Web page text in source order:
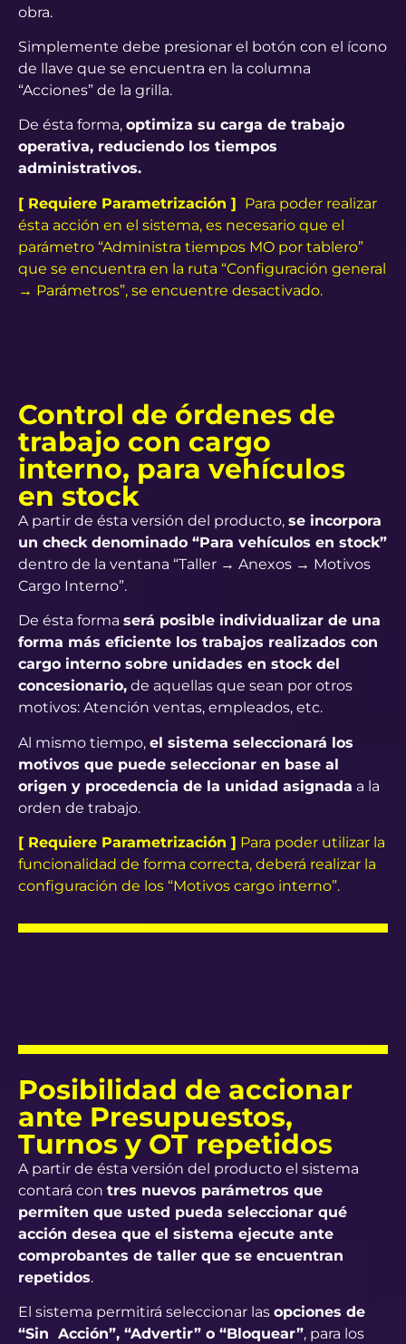
obra.
Simplemente debe presionar el botón con el ícono
de llave que se encuentra en la columna
“Acciones” de la grilla.
De ésta forma, optimiza su carga de trabajo
operativa, reduciendo los tiempos
administrativos.
[ Requiere Parametrización ] Para poder realizar
ésta acción en el sistema, es necesario que el
parámetro “Administra tiempos MO por tablero”
que se encuentra en la ruta “Configuración general
→ Parámetros”, se encuentre desactivado.
Control de órdenes de
trabajo con cargo
interno, para vehículos
en stock
A partir de ésta versión del producto, se incorpora
un check denominado “Para vehículos en stock”
dentro de la ventana “Taller → Anexos → Motivos
Cargo Interno”.
De ésta forma será posible individualizar de una
forma más eficiente los trabajos realizados con
cargo interno sobre unidades en stock del
concesionario, de aquellas que sean por otros
motivos: Atención ventas, empleados, etc.
Al mismo tiempo, el sistema seleccionará los
motivos que puede seleccionar en base al
origen y procedencia de la unidad asignada a la
orden de trabajo.
[ Requiere Parametrización ] Para poder utilizar la
funcionalidad de forma correcta, deberá realizar la
configuración de los “Motivos cargo interno”.
Posibilidad de accionar
ante Presupuestos,
Turnos y OT repetidos
A partir de ésta versión del producto el sistema
contará con tres nuevos parámetros que
permiten que usted pueda seleccionar qué
acción desea que el sistema ejecute ante
comprobantes de taller que se encuentran
repetidos.
El sistema permitirá seleccionar las opciones de
“Sin Acción”, “Advertir” o “Bloquear”, para los